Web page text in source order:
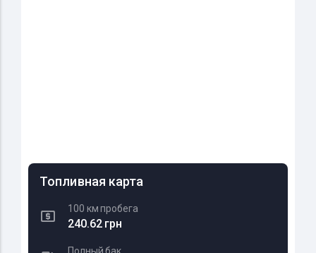
Топливная карта
100 км пробега
240.62 грн